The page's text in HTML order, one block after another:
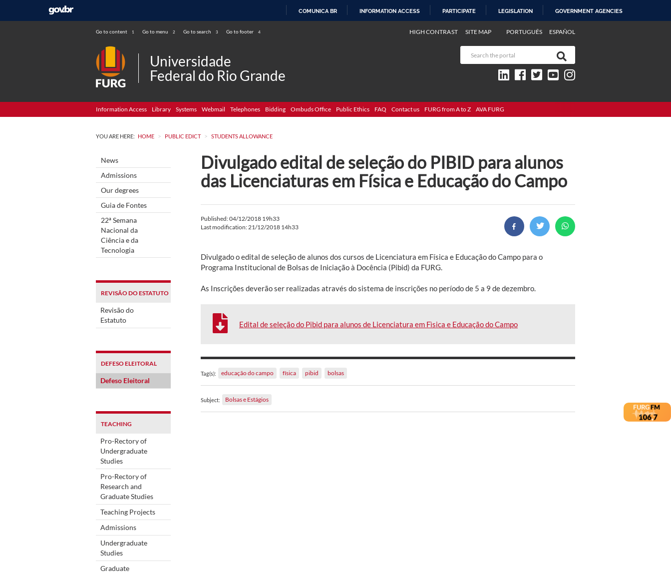
COMUNICA BR INFORMATION ACCESS PARTICIPATE LEGISLATION GOVERNMENT AGENCIES
Go to content 1 Go to menu 2 Go to search 3 Go to footer 4 PORTUGUÊS ESPAÑOL
HIGH CONTRAST SITE MAP
Universidade
Federal do Rio Grande
Information Access Library Systems Webmail Telephones Bidding Ombuds Office Public Ethics FAQ Contact us FURG from A to Z AVA FURG
YOU ARE HERE: HOME > PUBLIC EDICT > STUDENTS ALLOWANCE
News
Admissions
Our degrees
Guia de Fontes
22ª Semana
Nacional da
Ciência e da
Tecnologia
REVISÃO DO ESTATUTO
Revisão do
Estatuto
DEFESO ELEITORAL
Defeso Eleitoral
TEACHING
Pro-Rectory of
Undergraduate
Studies
Pro-Rectory of
Research and
Graduate Studies
Teaching Projects
Admissions
Undergraduate
Studies
Graduate
Divulgado edital de seleção do PIBID para alunos
das Licenciaturas em Física e Educação do Campo
Published: 04/12/2018 19h33
Last modification: 21/12/2018 14h33
Divulgado o edital de seleção de alunos dos cursos de Licenciatura em Física e Educação do Campo para o
Programa Institucional de Bolsas de Iniciação à Docência (Pibid) da FURG.
As Inscrições deverão ser realizadas através do sistema de inscrições no período de 5 a 9 de dezembro.
Edital de seleção do Pibid para alunos de Licenciatura em Fìsica e Educação do Campo
Tag(s): educação do campo física pibid bolsas
Subject: Bolsas e Estágios